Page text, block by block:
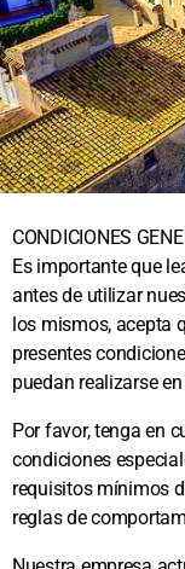
CONDICIONES
Es importante que
antes de utilizar
los mismos, acepta
presentes
puedan realizarse
Por favor, tenga en
condiciones
requisitos mínimos
reglas de